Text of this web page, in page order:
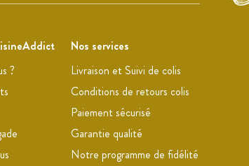
?
Nos services
Livraison et Suivi de colis
Conditions de retours colis
Paiement sécurisé
Garantie qualité
Notre programme de fidélité